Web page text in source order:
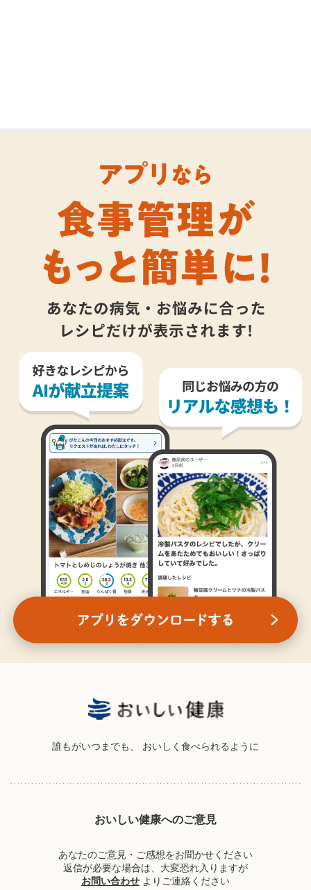
誰もがいつまでも、 おいしく食べられるように
おいしい健康へのご意見
あなたのご意見・ご感想をお聞かせください
返信が必要な場合は、大変恐れ入りますが
お問い合わせ よりご連絡ください